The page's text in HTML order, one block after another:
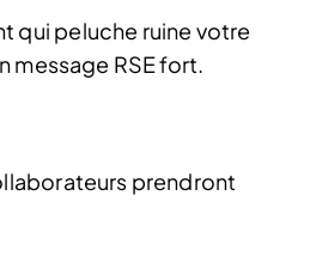
qui peluche ruine votre
message RSE fort.
prendront